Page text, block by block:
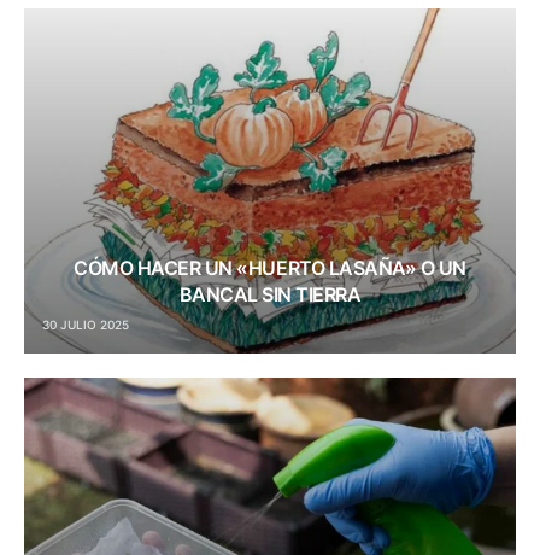
CÓMO HACER UN «HUERTO LASAÑA» O UN
BANCAL SIN TIERRA
30 JULIO 2025